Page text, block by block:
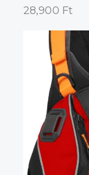
28,900 Ft